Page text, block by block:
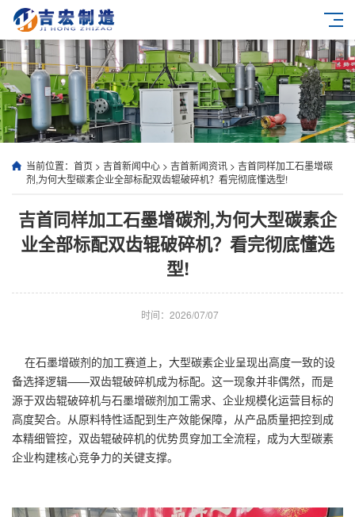
当前位置： 首页 > 吉首新闻中心 > 吉首新闻资讯 > 吉首同样加工石墨增碳
剂,为何大型碳素企业全部标配双齿辊破碎机？看完彻底懂选型!
吉首同样加工石墨增碳剂,为何大型碳素企
业全部标配双齿辊破碎机？看完彻底懂选
型!
时间：2026/07/07
在石墨增碳剂的加工赛道上，大型碳素企业呈现出高度一致的设
备选择逻辑——双齿辊破碎机成为标配。这一现象并非偶然，而是
源于双齿辊破碎机与石墨增碳剂加工需求、企业规模化运营目标的
高度契合。从原料特性适配到生产效能保障，从产品质量把控到成
本精细管控，双齿辊破碎机的优势贯穿加工全流程，成为大型碳素
企业构建核心竞争力的关键支撑。